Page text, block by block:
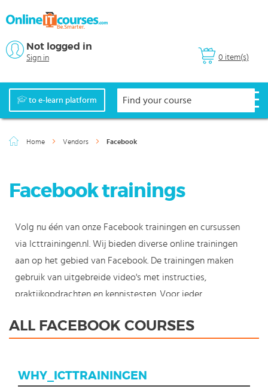
0 item(s)
Not logged in
Sign in
to e-learn platform
Home Vendors Facebook
Facebook trainings
Volg nu één van onze Facebook trainingen en cursussen
via Icttrainingen.nl. Wij bieden diverse online trainingen
aan op het gebied van Facebook. De trainingen maken
gebruik van uitgebreide video's met instructies,
praktijkopdrachten en kennistesten. Voor ieder
geselecteerd. Met ons innovatieve online leerconcept kun
Maak een keuze en start vandaag nog met onze award
ALL FACEBOOK COURSES
WHY_ICTTRAININGEN